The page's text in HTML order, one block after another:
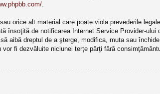
.
orice alt material care poate viola prevederile
însoţită de notificarea Internet Service Provider-ului
aibă dreptul de a şterge, modifica, muta sau
fi dezvăluite niciunei terţe părţi fără